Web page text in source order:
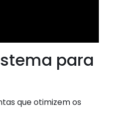
para
que otimizem os